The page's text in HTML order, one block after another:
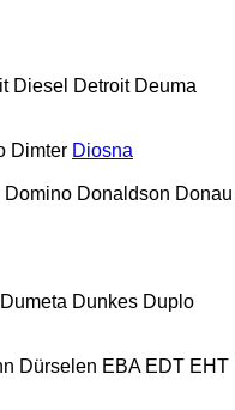
Diesel Detroit Deuma
Dimter Diosna
Domino Donaldson Donau
Dumeta Dunkes Duplo
Dürselen EBA EDT EHT